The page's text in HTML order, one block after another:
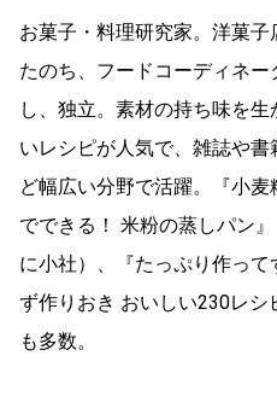
お菓子・料理研究家。洋菓
たのち、フードコーディネ
し、独立。素材の持ち味を
いレシピが人気で、雑誌や
ど幅広い分野で活躍。『小
でできる！ 米粉の蒸しパン
に小社）、『たっぷり作っ
ず作りおき おいしい230レ
も多数。